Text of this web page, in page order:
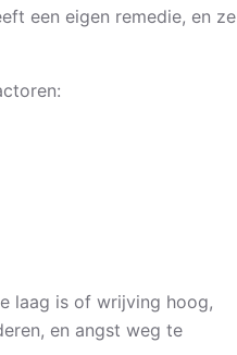
een eigen remedie, en ze
laag is of wrijving hoog,
en angst weg te